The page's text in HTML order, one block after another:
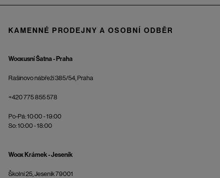
KAMENNÉ PRODEJNY A OSOBNÍ ODBĚR
Wooxusní Šatna - Praha
Rašínovo nábřeží 385/54, Praha
+420 775 855 578
Po-Pá: 10:00 - 19:00
So: 10:00 - 18:00
Woox Krámek - Jeseník
Školní 25, Jeseník 79001